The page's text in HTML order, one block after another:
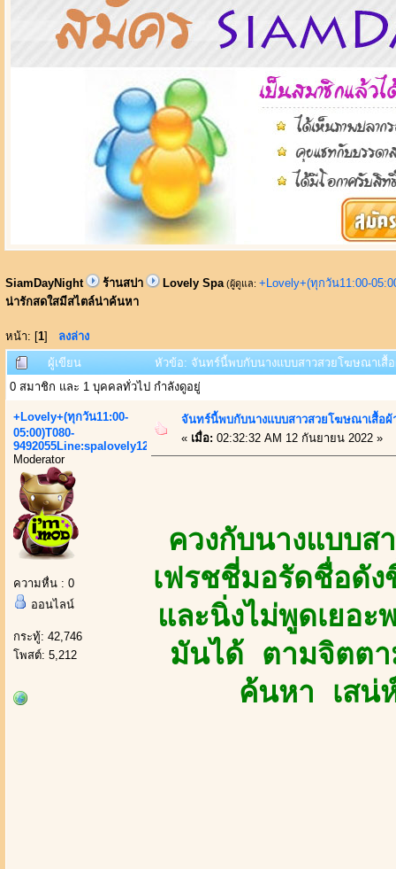
SiamDayNight ร้านสปา Lovely Spa (ผู้ดูแล: +Lovely+(ทุกวัน11:00-
น่ารักสดใสมีสไตล์น่าค้นหา
หน้า: [1] ลงล่าง
ผู้เขียน
หัวข้อ: จันทร์นี้พบกับนางแบบสาวสวยโฆษณาเสื้
0 สมาชิก และ 1 บุคคลทั่วไป กำลังดูอยู่
+Lovely+(ทุกวัน11:00-
05:00)T080-
9492055Line:spalovely123
Moderator
ความหื่น : 0
ออนไลน์
กระทู้: 42,746
โพสต์: 5,212
จันทร์นี้พบกับนางแบบสาวสวยโฆษณาเสื้อ
« เมื่อ: 02:32:32 AM 12 กันยายน 2022 »
ควงกับนางแบบ
เฟรชชี่มอรัดชื่อดั
และนิ่งไม่พูดเยอ
มันได้ ตามจิตตา
ค้นหา เสน่